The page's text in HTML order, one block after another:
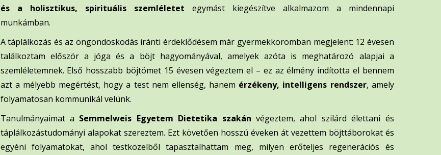
és a holisztikus, spirituális szemléletet egymást kiegészítve alkalmazom a mindennapi
munkámban.
A táplálkozás és az öngondoskodás iránti érdeklődésem már gyermekkoromban megjelent: 12 évesen
találkoztam először a jóga és a böjt hagyományával, amelyek azóta is meghatározó alapjai a
szemléletemnek. Első hosszabb böjtömet 15 évesen végeztem el – ez az élmény indította el bennem
azt a mélyebb megértést, hogy a test nem ellenség, hanem érzékeny, intelligens rendszer, amely
folyamatosan kommunikál velünk.
Tanulmányaimat a Semmelweis Egyetem Dietetika szakán végeztem, ahol szilárd élettani és
táplálkozástudományi alapokat szereztem. Ezt követően hosszú éveken át vezettem böjttáborokat és
egyéni folyamatokat, ahol testközelből tapasztalhattam meg, milyen erőteljes regenerációs és